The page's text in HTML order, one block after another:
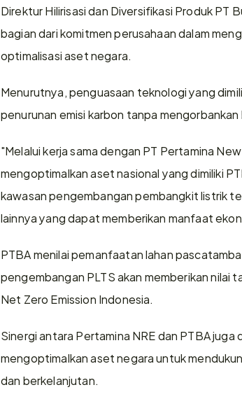
Direktur Hilirisasi dan Diversifikasi Produk PT
bagian dari komitmen perusahaan dalam
optimalisasi aset negara.
Menurutnya, penguasaan teknologi yang
penurunan emisi karbon tanpa
"Melalui kerja sama dengan PT Pertamina
mengoptimalkan aset nasional yang dimiliki
kawasan pengembangan pembangkit listrik
lainnya yang dapat memberikan manfaat
PTBA menilai pemanfaatan lahan
pengembangan PLTS akan memberikan
Net Zero Emission Indonesia.
Sinergi antara Pertamina NRE dan PTBA
mengoptimalkan aset negara untuk
dan berkelanjutan.